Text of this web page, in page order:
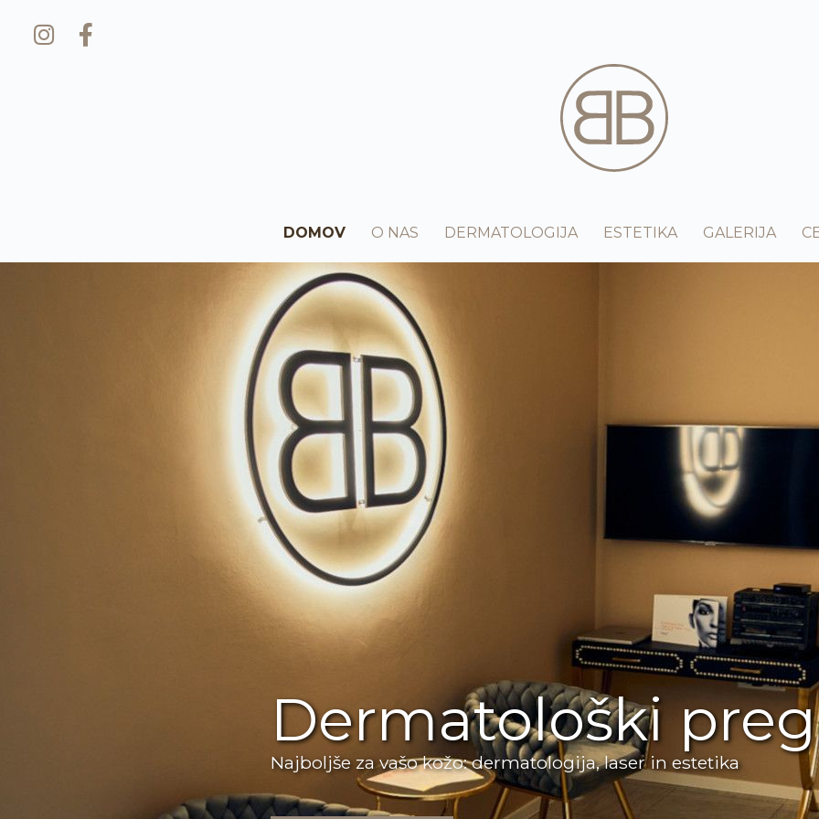
DOMOV O NAS DERMATOLOGIJA ESTETIKA GALERIJA
Dermatološki
Najboljše za vašo kožo: dermatologija, laser in estetika